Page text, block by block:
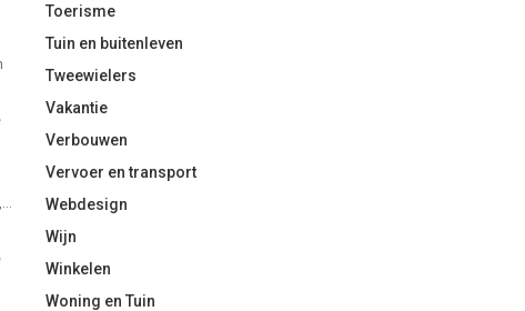
Toerisme
Tuin en buitenleven
Tweewielers
Vakantie
Verbouwen
Vervoer en transport
Webdesign
Wijn
Winkelen
Woning en Tuin